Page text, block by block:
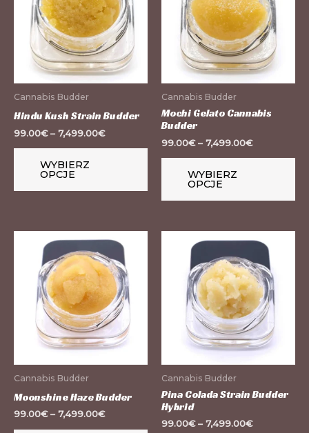
Cannabis Budder
Hindu Kush Strain Budder
99.00€– 7,499.00€
WYBIERZ
OPCJE
wariantów.
stronie
produktu
Cannabis Budder
Mochi Gelato Cannabis
Budder
99.00€– 7,499.00€
WYBIERZ
OPCJE
Cannabis Budder
Moonshine Haze Budder
99.00€– 7,499.00€
wariantów.
stronie
produktu
Cannabis Budder
Pina Colada Strain Budder
Hybrid
99.00€– 7,499.00€